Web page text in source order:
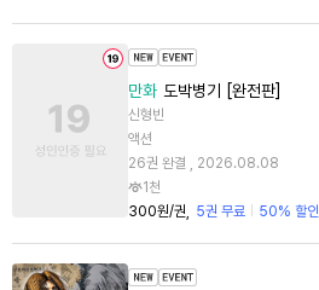
만화 도박병기 [완전판]
신형빈
액션
26권 완결 , 2026.08.08
1천
300원/권
5권 무료 50% 할인